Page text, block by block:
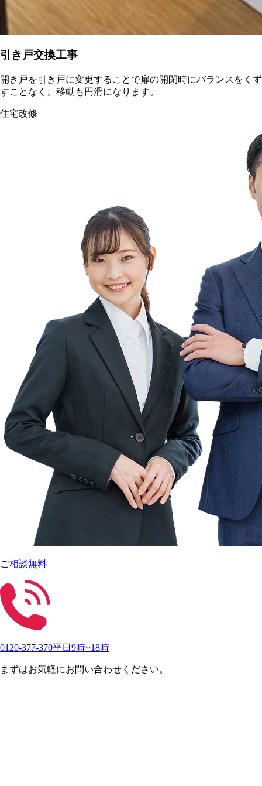
引き戸交換工事
開き戸を引き戸に変更することで扉の開閉時にバランスをくず
すことなく、移動も円滑になります。
住宅改修
ご相談無料
0120-377-370平日9時~18時
まずはお気軽にお問い合わせください。